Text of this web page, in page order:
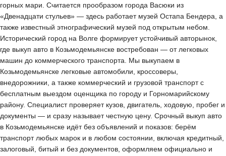
горных мари. Считается прообразом города Васюки из
«Двенадцати стульев» — здесь работает музей Остапа Бендера, а
также известный этнографический музей под открытым небом.
Исторический город на Волге формирует устойчивый авторынок,
где выкуп авто в Козьмодемьянске востребован — от легковых
машин до коммерческого транспорта. Мы выкупаем в
Козьмодемьянске легковые автомобили, кроссоверы,
внедорожники, а также коммерческий и грузовой транспорт с
бесплатным выездом оценщика по городу и Горномарийскому
району. Специалист проверяет кузов, двигатель, ходовую, пробег и
документы — и сразу называет честную цену. Срочный выкуп авто
в Козьмодемьянске идёт без объявлений и показов: берём
транспорт любых марок и в любом состоянии, включая кредитный,
залоговый, битый и без документов, оформляем официально и